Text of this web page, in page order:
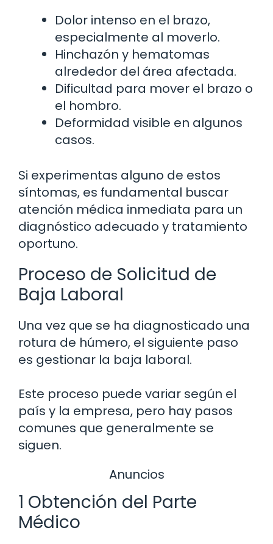
Dolor intenso en el brazo,
especialmente al moverlo.
Hinchazón y hematomas
alrededor del área afectada.
Dificultad para mover el brazo o
el hombro.
Deformidad visible en algunos
casos.
Si experimentas alguno de estos
síntomas, es fundamental buscar
atención médica inmediata para un
diagnóstico adecuado y tratamiento
oportuno.
Proceso de Solicitud de
Baja Laboral
Una vez que se ha diagnosticado una
rotura de húmero, el siguiente paso
es gestionar la baja laboral.
Este proceso puede variar según el
país y la empresa, pero hay pasos
comunes que generalmente se
siguen.
Anuncios
1 Obtención del Parte
Médico